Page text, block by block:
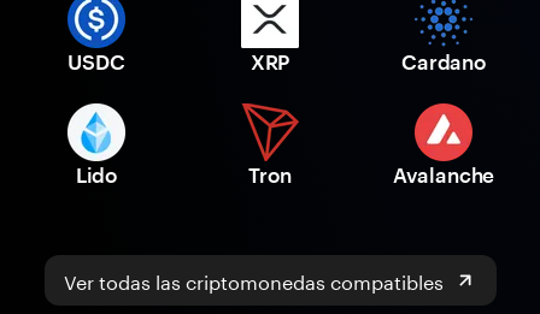
USDC XRP Cardano
Lido Tron Avalanche
Ver todas las criptomonedas compatibles